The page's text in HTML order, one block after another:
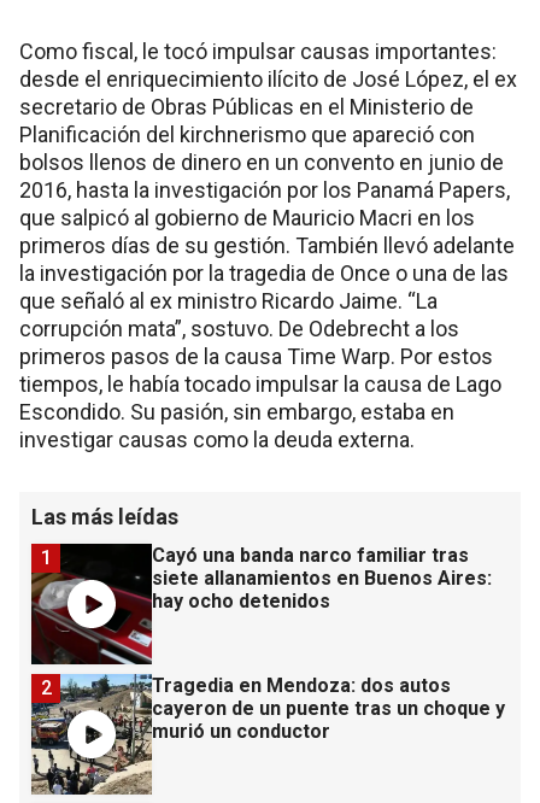
Como fiscal, le tocó impulsar causas importantes:
desde el enriquecimiento ilícito de José López, el ex
secretario de Obras Públicas en el Ministerio de
Planificación del kirchnerismo que apareció con
bolsos llenos de dinero en un convento en junio de
2016, hasta la investigación por los Panamá Papers,
que salpicó al gobierno de Mauricio Macri en los
primeros días de su gestión. También llevó adelante
la investigación por la tragedia de Once o una de las
que señaló al ex ministro Ricardo Jaime. “La
corrupción mata”, sostuvo. De Odebrecht a los
primeros pasos de la causa Time Warp. Por estos
tiempos, le había tocado impulsar la causa de Lago
Escondido. Su pasión, sin embargo, estaba en
investigar causas como la deuda externa.
Las más leídas
Cayó una banda narco familiar tras
siete allanamientos en Buenos Aires:
hay ocho detenidos
1
Tragedia en Mendoza: dos autos
cayeron de un puente tras un choque y
murió un conductor
2